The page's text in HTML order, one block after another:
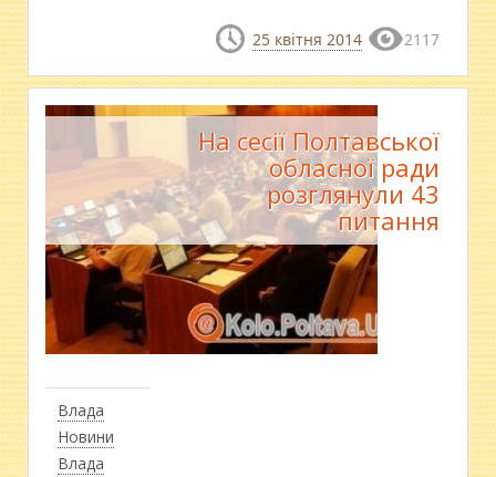
25 квітня 2014 2117
Влада
Новини
Влада
На сесії Полтавської
обласної ради
розглянули 43
питання